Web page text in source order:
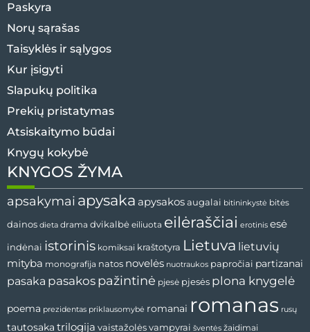
Paskyra
Norų sąrašas
Taisyklės ir sąlygos
Kur įsigyti
Slapukų politika
Prekių pristatymas
Atsiskaitymo būdai
Knygų kokybė
KNYGOS ŽYMA
apsakymai apysaka apysakos augalai bitininkystė bitės
dainos dieta drama dvikalbė eiliuota eilėraščiai erotinis esė
indėnai istorinis komiksai kraštotyra Lietuva lietuvių
mityba monografija natos novelės nuotraukos papročiai partizanai
pasaka pasakos pažintinė pjesė pjesės plona knygelė
poema prezidentas priklausomybė romanai romanas rusų
tautosaka trilogija vaistažolėsvampyrai šventės žaidimai